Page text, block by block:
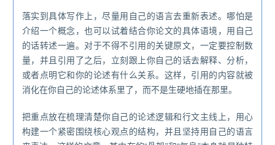
落实到具体写作上，尽量用自己的语言去重新表述。哪怕是
介绍一个概念，也可以试着结合你论文的具体语境，用自己
的话转述一遍。对于不得不引用的关键原文，一定要控制数
量，并且引用了之后，立刻跟上你自己的话去解释、分析，
或者点明它和你的论述有什么关系。这样，引用的内容就被
消化在你自己的论述体系里了，而不是生硬地插在那里。
把重点放在梳理清楚你自己的论述逻辑和行文主线上，用心
构建一个紧密围绕核心观点的结构，并且坚持用自己的语言